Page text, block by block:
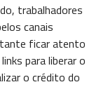
trabalhadores
canais
ficar atento
para liberar o
o crédito do